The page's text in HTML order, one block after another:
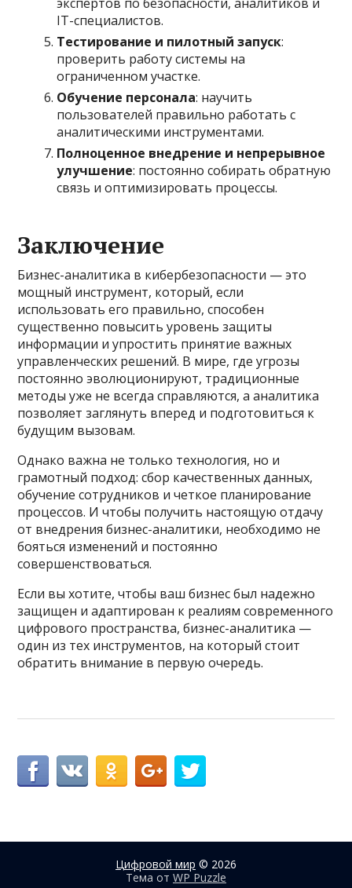
IT-специалистов.
Тестирование и пилотный запуск:
проверить работу системы на
ограниченном участке.
Обучение персонала: научить
пользователей правильно работать с
аналитическими инструментами.
Полноценное внедрение и непрерывное
улучшение: постоянно собирать обратную
связь и оптимизировать процессы.
Заключение
Бизнес-аналитика в кибербезопасности — это
мощный инструмент, который, если
использовать его правильно, способен
существенно повысить уровень защиты
информации и упростить принятие важных
управленческих решений. В мире, где угрозы
постоянно эволюционируют, традиционные
методы уже не всегда справляются, а аналитика
позволяет заглянуть вперед и подготовиться к
будущим вызовам.
Однако важна не только технология, но и
грамотный подход: сбор качественных данных,
обучение сотрудников и четкое планирование
процессов. И чтобы получить настоящую отдачу
от внедрения бизнес-аналитики, необходимо не
бояться изменений и постоянно
совершенствоваться.
Если вы хотите, чтобы ваш бизнес был надежно
защищен и адаптирован к реалиям современного
цифрового пространства, бизнес-аналитика —
один из тех инструментов, на который стоит
обратить внимание в первую очередь.
Цифровой мир © 2026
Тема от WP Puzzle